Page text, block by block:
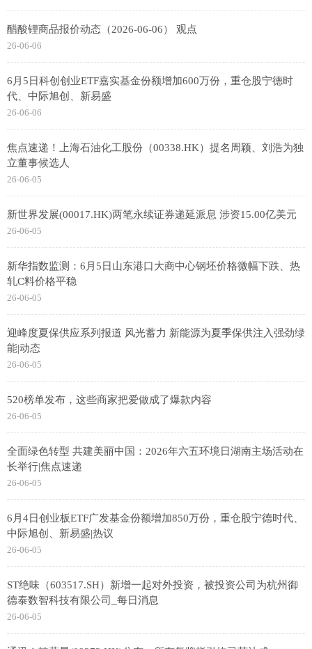
醋酸锂商品报价动态（2026-06-06） 观点
26-06-06
6月5日科创创业ETF嘉实基金份额增加600万份，重仓股宁德时
代、中际旭创、新易盛
26-06-06
焦点速递！上海石油化工股份（00338.HK）提名周颖、刘浩为独
立董事候选人
26-06-05
新世界发展(00017.HK)两笔永续证券递延派息 涉资15.00亿美元
26-06-05
新华指数监测：6月5日山东港口大商中心钢坯价格微幅下跌、热
轧C料价格平稳
26-06-05
迎峰度夏保供应系列报道 风光蓄力 新能源为夏季保供注入强劲绿
能|动态
26-06-05
520榜单发布，这些商家把爱做成了爆款内容
26-06-05
全面绿色转型 共建美丽中国：2026年六五环境日湖南主场活动在
长举行|焦点速递
26-06-05
6月4日创业板ETF广发基金份额增加850万份，重仓股宁德时代、
中际旭创、新易盛|热议
26-06-05
ST绝味（603517.SH）新增一起对外投资，被投资公司为杭州御
德泰数智科技有限公司_每日消息
26-06-05